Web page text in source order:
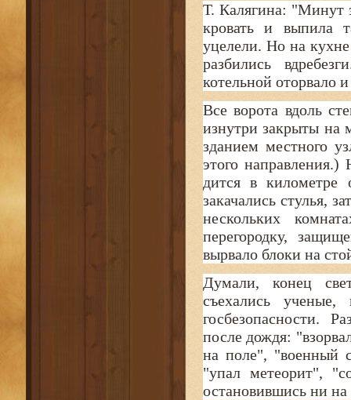
Т. Калягина: "Минут
кровать и выпила
уцелели. Но на
разбились
котельной оторвало
Все ворота вдоль
изнутри закрыты
зданием местного
этого направления.)
дится в
закачались стулья,
нескольких
перегородку,
вырвало блоки на
Думали, конец
съехались
госбезопасности.
после дождя:
на поле", "военный
"упал метеорит",
остановившись ни на